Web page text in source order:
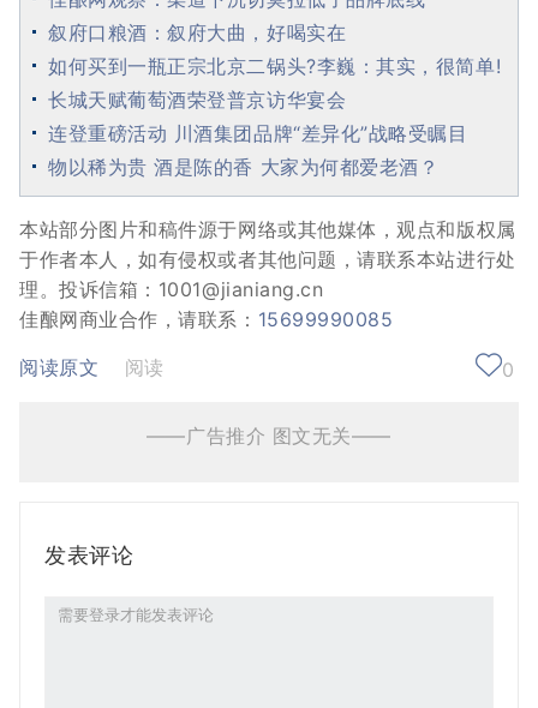
叙府口粮酒：叙府大曲，好喝实在
如何买到一瓶正宗北京二锅头?李巍：其实，很简单!
长城天赋葡萄酒荣登普京访华宴会
连登重磅活动 川酒集团品牌“差异化”战略受瞩目
物以稀为贵 酒是陈的香 大家为何都爱老酒？
本站部分图片和稿件源于网络或其他媒体，观点和版权属
于作者本人，如有侵权或者其他问题，请联系本站进行处
理。投诉信箱：1001@jianiang.cn
佳酿网商业合作，请联系： 15699990085
阅读原文
阅读 0
——广告推介 图文无关——
发表评论